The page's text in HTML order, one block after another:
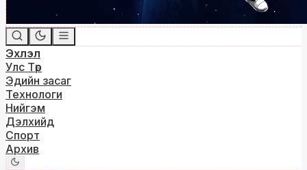
Эхлэл
Улс Төр
Эдийн засаг
Технологи
Нийгэм
Дэлхийд
Спорт
Архив